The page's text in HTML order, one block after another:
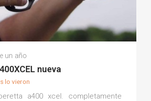
D.
(0)
un año
nueva
lo vieron
a400 xcel. completamente